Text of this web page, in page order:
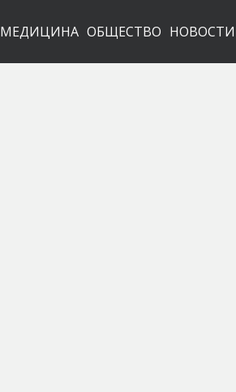
МЕДИЦИНА ОБЩЕСТВО НОВОСТИ